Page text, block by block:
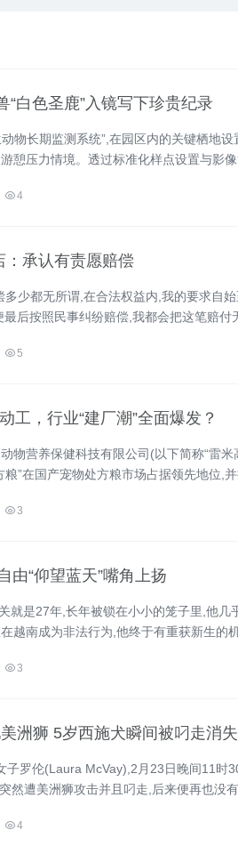
白色圣鹿”入镜写下珍贵纪录
物长期监测系统”,在园区内的关键栖地
憩压力情境。透过标准化样点设置与影像
4
：承认有责愿赔偿
少都无所谓,在合法权益内,我的要求自
后按照民事纠纷赔偿,我都会把这笔赔付
5
工，行业“建厂潮”全面爆发？
物营养保健科技有限公司(以下简称“雷米
”在国产宠物处方粮市场占据领先地位,
3
由“仰望蓝天”嘴角上扬
就是27年,长年被锁在小小的笼子里,他几
越南成为非法行为,他终于有重获新生的
3
洲狮 5岁西施犬瞬间被叼走消失
罗伦(Laura McVay),2月23日晚间11时
然遭美洲狮攻击并且叼走,后来便再也没
4